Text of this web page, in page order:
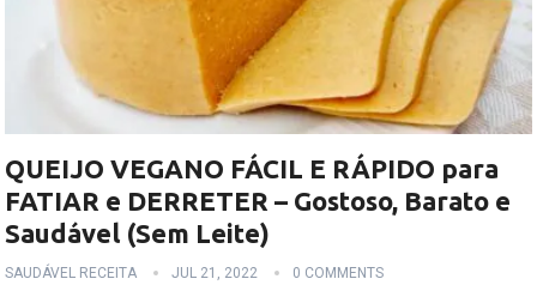
QUEIJO VEGANO FÁCIL E RÁPIDO para
FATIAR e DERRETER – Gostoso, Barato e
Saudável (Sem Leite)
SAUDÁVEL RECEITA JUL 21, 2022 0 COMMENTS